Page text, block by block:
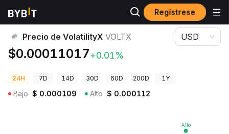
Regístrese
Precios de Criptomonedas Precio de VolatilityX VOLTX
Precio de VolatilityX VOLTX
$0.00011017+0.01%
USD
24H 7D 14D 30D 60D 200D 1Y
Bajo $ 0.000109 Alto $ 0.000112